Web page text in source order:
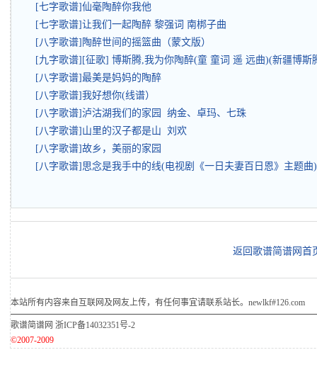
[七字歌谱]仙毫陶醉你我他
[七字歌谱]让我们一起陶醉 黎强词 南梆子曲
[八字歌谱]陶醉世间的摇篮曲（蒙文版）
[九字歌谱][征歌] 博斯腾,我为你陶醉(童 童词 遥 远曲)(新疆博
[八字歌谱]最美是妈妈的陶醉
[八字歌谱]我好想你(线谱）
[八字歌谱]泸沽湖我们的家园 纳金、卓玛、七珠
[八字歌谱]山里的汉子都是山 刘欢
[八字歌谱]故乡，美丽的家园
[八字歌谱]思念是我手中的线(电视剧《一日夫妻百日恩》主题
返回歌谱简谱网首
本站所有内容来自互联网及网友上传，有任何事宜请联系站长。newlkf#126.com
歌谱简谱网 浙ICP备14032351号-2
©2007-2009